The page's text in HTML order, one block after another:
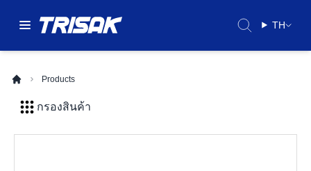
TH
Products
กรองสินค้า